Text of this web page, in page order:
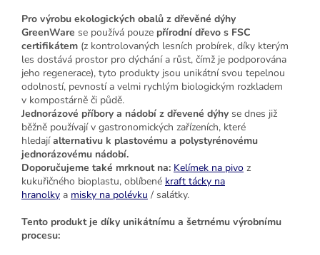
Pro výrobu ekologických obalů z dřevěné dýhy
GreenWare se používá pouze přírodní dřevo s FSC
certifikátem (z kontrolovaných lesních probírek, díky kterým
les dostává prostor pro dýchání a růst, čímž je podporována
jeho regenerace), tyto produkty jsou unikátní svou tepelnou
odolností, pevností a velmi rychlým biologickým rozkladem
v kompostárně či půdě.
Jednorázové příbory a nádobí z dřevené dýhy se dnes již
běžně používají v gastronomických zařízeních, které
hledají alternativu k plastovému a polystyrénovému
jednorázovému nádobí.
Doporučujeme také mrknout na: Kelímek na pivo z
kukuřičného bioplastu, oblíbené kraft tácky na
hranolky a misky na polévku / salátky.
Tento produkt je díky unikátnímu a šetrnému výrobnímu
procesu: